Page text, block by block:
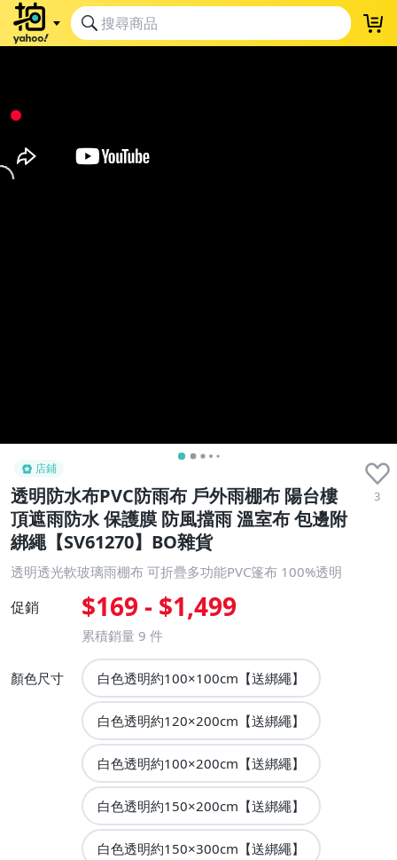
店鋪
透明防水布PVC防雨布 戶外雨棚布 陽台樓
頂遮雨防水 保護膜 防風擋雨 溫室布 包邊附
綁繩【SV61270】BO雜貨
3
透明透光軟玻璃雨棚布 可折疊多功能PVC篷布 100%透明
促銷 $169 - $1,499
累積銷量 9 件
顏色尺寸 白色透明約100×100cm【送綁繩】
白色透明約120×200cm【送綁繩】
白色透明約100×200cm【送綁繩】
白色透明約150×200cm【送綁繩】
白色透明約150×300cm【送綁繩】